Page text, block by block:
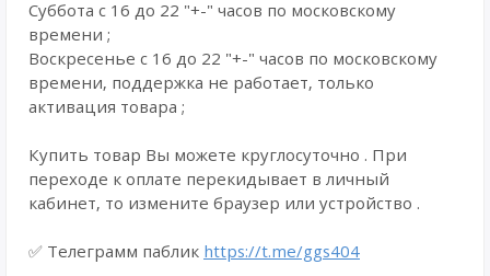
Суббота с 16 до 22 "+-" часов по московскому
времени ;
Воскресенье с 16 до 22 "+-" часов по московскому
времени, поддержка не работает, только
активация товара ;
Купить товар Вы можете круглосуточно . При
переходе к оплате перекидывает в личный
кабинет, то измените браузер или устройство .
✅ Телеграмм паблик https://t.me/ggs404